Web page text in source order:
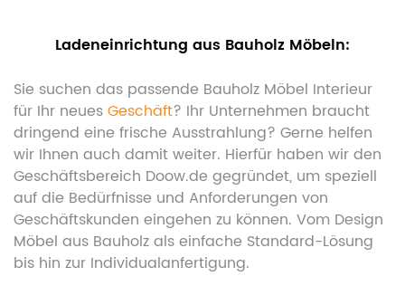
Ladeneinrichtung aus Bauholz Möbeln:
Sie suchen das passende Bauholz Möbel Interieur
für Ihr neuesGeschäft? Ihr Unternehmen braucht
dringend eine frische Ausstrahlung? Gerne helfen
wir Ihnen auch damit weiter. Hierfür haben wir den
Geschäftsbereich Doow.de gegründet, um speziell
auf die Bedürfnisse und Anforderungen von
Geschäftskunden eingehen zu können. Vom Design
Möbel aus Bauholz als einfache Standard-Lösung
bis hin zur Individualanfertigung.